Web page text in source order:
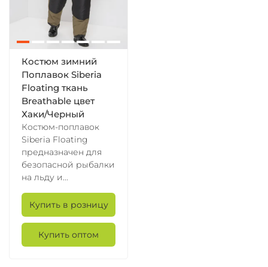
Костюм зимний
Поплавок Siberia
Floating ткань
Breathable цвет
Хаки/Черный
Костюм-поплавок
Siberia Floating
предназначен для
безопасной рыбалки
на льду и...
Купить в розницу
Купить оптом